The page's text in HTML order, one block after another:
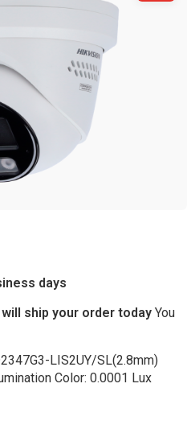
days
ship your order today You
LIS2UY/SL(2.8mm)
Color: 0.0001 Lux